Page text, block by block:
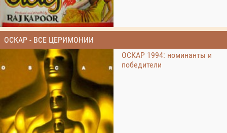
ОСКАР - ВСЕ ЦЕРИМОНИИ
ОСКАР 1994: номинанты и
победители